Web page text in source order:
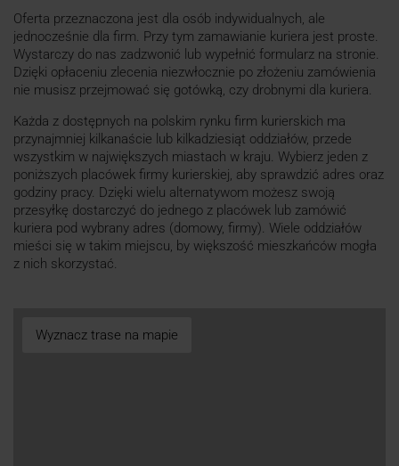
Oferta przeznaczona jest dla osób indywidualnych, ale
jednocześnie dla firm. Przy tym zamawianie kuriera jest proste.
Wystarczy do nas zadzwonić lub wypełnić formularz na stronie.
Dzięki opłaceniu zlecenia niezwłocznie po złożeniu zamówienia
nie musisz przejmować się gotówką, czy drobnymi dla kuriera.
Każda z dostępnych na polskim rynku firm kurierskich ma
przynajmniej kilkanaście lub kilkadziesiąt oddziałów, przede
wszystkim w największych miastach w kraju. Wybierz jeden z
poniższych placówek firmy kurierskiej, aby sprawdzić adres oraz
godziny pracy. Dzięki wielu alternatywom możesz swoją
przesyłkę dostarczyć do jednego z placówek lub zamówić
kuriera pod wybrany adres (domowy, firmy). Wiele oddziałów
mieści się w takim miejscu, by większość mieszkańców mogła
z nich skorzystać.
Wyznacz trase na mapie